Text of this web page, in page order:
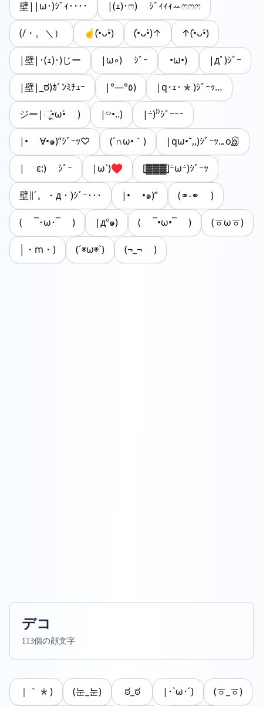
壁||ω･)ｼﾞｨ････ |(ｪ)･ෆ) ｼﾞｨｨｨꕀෆෆෆ
(/・。＼） ☝(•̀ᴗ•́) (•̀ᴗ•́)↑ ↑(•̀ᴗ•́)
|壁|･(ｪ)･)じー |ω◦) ｼﾞｰ •ω•) |дﾟ)ｼﾞｰ
|壁|_ಠ)ｶﾞﾝﾐﾁｭｰ |°―°٥) |q･ｪ･*)ｼﾞｰｯ…
ジー|ૂ•̀ω•́ ) |⌔•..) |ｰ́)⁾⁾ｼﾞｰｰｰ
|• ∀•๑)”ｼﾞｰｯ♡ (´∩ω•｀) |qω•˘,,)ｼﾞｰｯ.｡oஇ
| ε:) ｼﾞｰ |ω`)♥️ [▓▓▓]ｰ̀ωｰ́)ｼﾞｰｯ
壁∥´。・д・)ｼﾞｰ･･･ |• •๑)” (⚭-⚭ )
( ¯･ω･¯ ) |дº๑) ( ¯•ω•¯ ) (ㆆωㆆ)
│・m・) (´◉ω◉`) (¬_¬ )
デコ
113個の顔文字
｜｀*) (눈_눈) ಠ_ಠ |･`ω･´) (ㆆ_ㆆ)